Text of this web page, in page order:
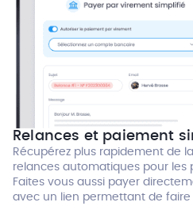
Relances et paiement
Récupérez plus rapidement de
relances automatiques pour les
Faites vous aussi payer
avec un lien permettant de